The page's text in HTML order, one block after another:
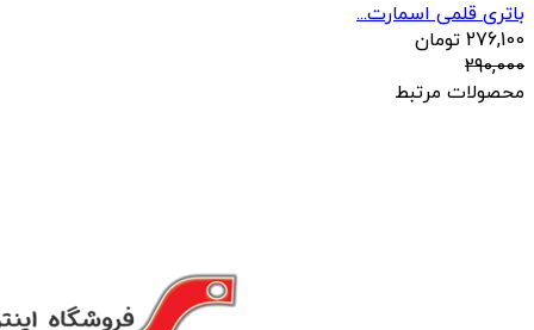
باتری قلمی اسمارت...
276,100 تومان
290,000
محصولات مرتبط